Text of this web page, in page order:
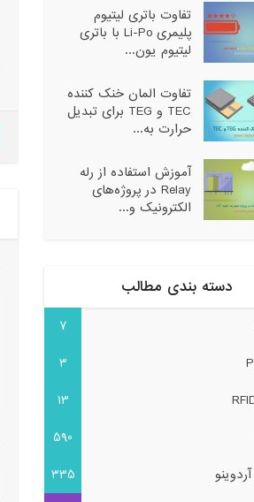
تفاوت باتری لیتیوم
پلیمری Li-Po با باتری
لیتیوم یون...
تفاوت المان خنک کننده
TEC و TEG برای تبدیل
حرارت به...
آموزش استفاده از رله
Relay در پروژه‌های
الکترونیک و...
دسته بندی مطالب
7
3
13
590
335